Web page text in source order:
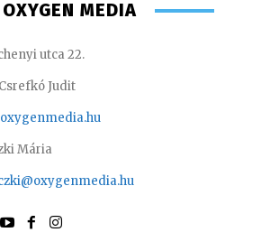
technikus
MEDIA
utca 22.
Csrefkó Judit
Mária